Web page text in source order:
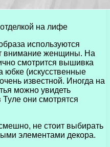
на лифе
используются
внимание женщины. На
смотрится вышивка
(искусственные
известной. Иногда на
можно увидеть
они смотрятся
не стоит выбирать
элементами декора.